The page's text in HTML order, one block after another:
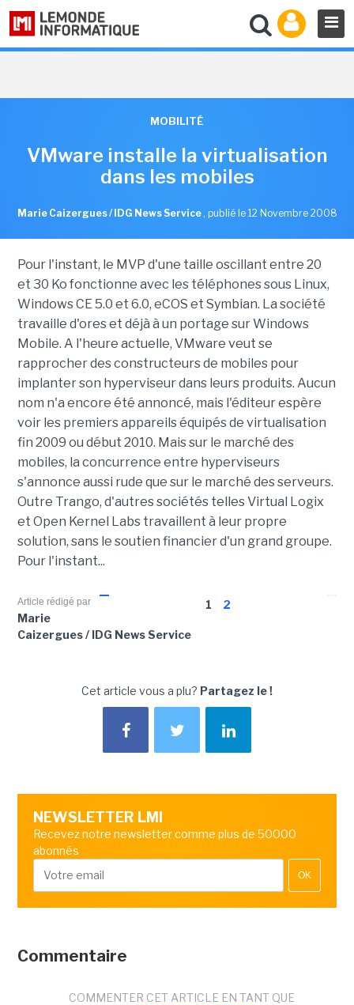
MOBILITÉ
VMware installe la virtualisation
dans les mobiles
Marie Caizergues / IDG News Service , publié le 12 Novembre 2008
Pour l'instant, le MVP d'une taille oscillant entre 20
et 30 Ko fonctionne avec les téléphones sous Linux,
Windows CE 5.0 et 6.0, eCOS et Symbian. La société
travaille d'ores et déjà à un portage sur Windows
Mobile. A l'heure actuelle, VMware veut se
rapprocher des constructeurs de mobiles pour
implanter son hyperviseur dans leurs produits. Aucun
nom n'a encore été annoncé, mais l'éditeur espère
voir les premiers appareils équipés de virtualisation
fin 2009 ou début 2010. Mais sur le marché des
mobiles, la concurrence entre hyperviseurs
s'annonce aussi rude que sur le marché des serveurs.
Outre Trango, d'autres sociétés telles Virtual Logix
et Open Kernel Labs travaillent à leur propre
solution, sans le soutien financier d'un grand groupe.
Pour l'instant...
1 2
Article rédigé par
Marie
Caizergues / IDG News Service
Cet article vous a plu? Partagez le !
NEWSLETTER LMI
Recevez notre newsletter comme plus de 50000
abonnés
OK
Commentaire
COMMENTER CET ARTICLE EN TANT QUE